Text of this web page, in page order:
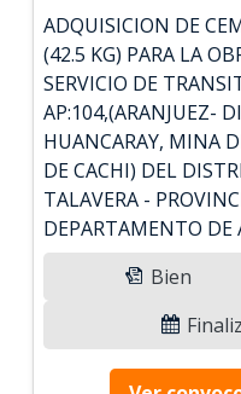
ADQUISICION DE
(42.5 KG) PARA LA
SERVICIO DE
AP:104,(ARANJUEZ-
HUANCARAY, MINA
DE CACHI) DEL
TALAVERA -
DEPARTAMENTO DE
Bien